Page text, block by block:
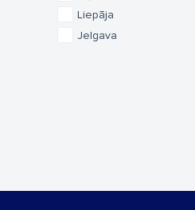
Liepāja
Jelgava